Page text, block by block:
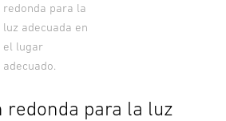
redonda para la
luz adecuada en
el lugar
adecuado.
redonda para la luz